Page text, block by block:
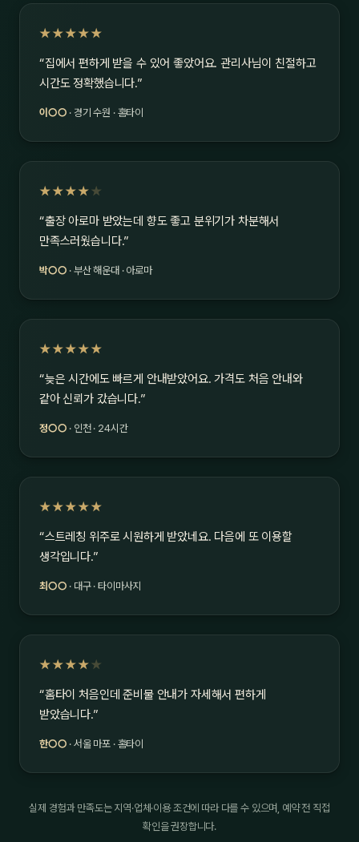
★★★★★
“집에서 편하게 받을 수 있어 좋았어요. 관리사님이 친절하고
시간도 정확했습니다.”
이○○ · 경기 수원 · 홈타이
★★★★ ★
“출장 아로마 받았는데 향도 좋고 분위기가 차분해서
만족스러웠습니다.”
박○○ · 부산 해운대 · 아로마
★★★★★
“늦은 시간에도 빠르게 안내받았어요. 가격도 처음 안내와
같아 신뢰가 갔습니다.”
정○○ · 인천 · 24시간
★★★★★
“스트레칭 위주로 시원하게 받았네요. 다음에 또 이용할
생각입니다.”
최○○ · 대구 · 타이마사지
★★★★ ★
“홈타이 처음인데 준비물 안내가 자세해서 편하게
받았습니다.”
한○○ · 서울 마포 · 홈타이
실제 경험과 만족도는 지역·업체·이용 조건에 따라 다를 수 있으며, 예약 전 직접
확인을 권장합니다.